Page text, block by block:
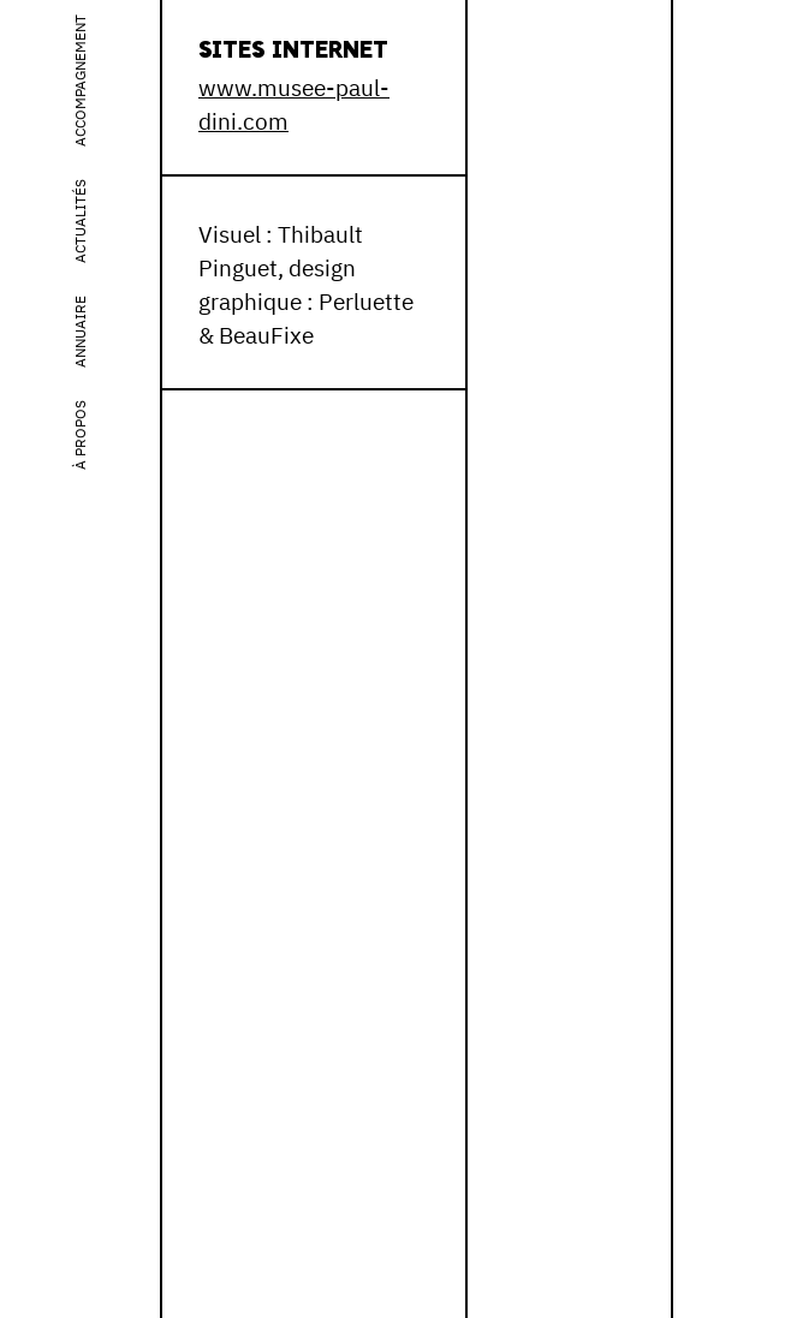
À PROPOS
ANNUAIRE
ACTUALITÉS
ACCOMPAGNEMENT
SITES INTERNET
www.musee-paul-
dini.com
Visuel : Thibault
Pinguet, design
graphique : Perluette
& BeauFixe